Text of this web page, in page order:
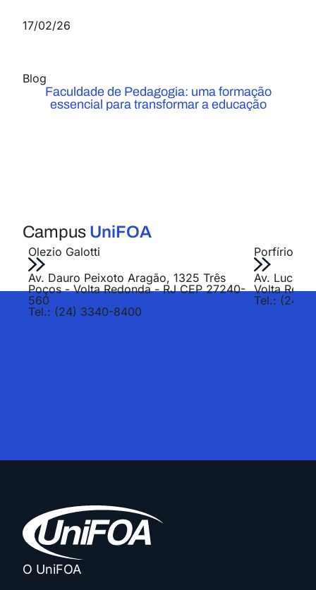
17/02/26
Blog
Faculdade de Pedagogia: uma formação
essencial para transformar a educação
Campus UniFOA
Olezio Galotti
Av. Dauro Peixoto Aragão, 1325 Três
Poços - Volta Redonda - RJ CEP 27240-
560
Tel.: (24) 3340-8400
Porfírio
Av. Lucas
Volta
Tel.: (24)
O UniFOA